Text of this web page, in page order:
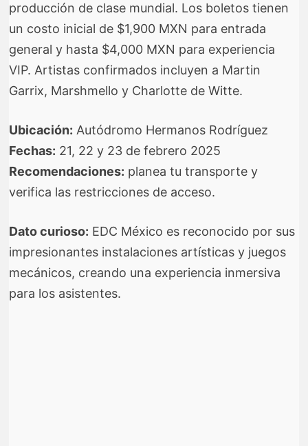
producción de clase mundial. Los boletos tienen
un costo inicial de $1,900 MXN para entrada
general y hasta $4,000 MXN para experiencia
VIP. Artistas confirmados incluyen a Martin
Garrix, Marshmello y Charlotte de Witte.
Ubicación: Autódromo Hermanos Rodríguez
Fechas: 21, 22 y 23 de febrero 2025
Recomendaciones: planea tu transporte y
verifica las restricciones de acceso.
Dato curioso: EDC México es reconocido por sus
impresionantes instalaciones artísticas y juegos
mecánicos, creando una experiencia inmersiva
para los asistentes.